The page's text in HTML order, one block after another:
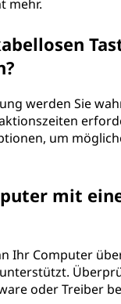
mehr.
werden Sie
um
mit
Ihr Computer
oder Treiber